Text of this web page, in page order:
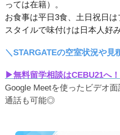
っては在籍）。
お食事は平日3食、土日祝日
スタイルで味付けは日本人好
＼STARGATEの空室状況や見
▶︎無料留学相談はCEBU21へ！
Google Meetを使ったビデオ
通話も可能◎